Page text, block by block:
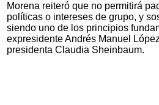
Morena reiteró que no permitirá
políticas o intereses de grupo, y
siendo uno de los principios
expresidente Andrés Manuel
presidenta Claudia Sheinbaum.